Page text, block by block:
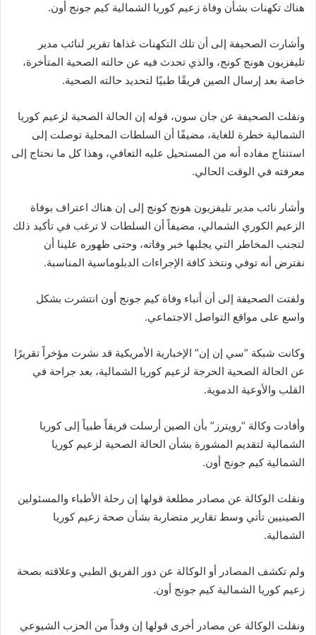
هناك تكهنات بشأن وفاة زعيم كوريا الشمالية كيم جونج أون.
وأشارت الصحيفة إلى أن تلك التكهنات غذاها تقرير لنائب مدير
تليفزيون هونج كونج، والذي تحدث فيه عن حالته الصحية المتأخرة،
خاصة بعد إرسال الصين فريقًا طبيًا لتحديد حالته الصحية.
ونقلت الصحيفة عن جان سون، قوله إن الحالة الصحية لزعيم كوريا
الشمالية خطرة للغاية، مضيفًا أن السلطات المحلية توصلت إلى
استنتاج مفاده أنه من المستحيل عليه التعافي، وهذا كل ما نحتاج إلى
معرفته في الوقت الحالي.
وأشار نائب مدير تليفزيون هونج كونج إلى إن هناك اعتراف بوفاة
الزعيم الكوري الشمالي، مضيفاً أن السلطات لا ترغب في تأكيد ذلك
لتجنب المخاطر التي يجلبها خبر وفاته، وحتى ظهوره علينا أن
نفترض أنه توفي ونتخذ كافة الإجراءات الدبلوماسية المناسبة.
ولفتت الصحيفة إلى أن أنباء وفاة كيم جونج أون انتشرت بشكل
واسع على مواقع التواصل الاجتماعي.
وكانت شبكة “سي إن إن” الإخبارية الأمريكية قد نشرت مؤخراً تقريرًا
عن الحالة الصحية الحرجة لزعيم كوريا الشمالية، بعد جراحة في
القلب والأوعية الدموية.
وأفادت وكالة “رويترز” بأن الصين أرسلت فريقاً طبياً إلى كوريا
الشمالية لتقديم المشورة بشأن الحالة الصحية لزعيم كوريا
الشمالية كيم جونج أون.
ونقلت الوكالة عن مصادر مطلعة قولها إن رحلة الأطباء والمسئولين
الصينيين تأتي وسط تقارير متضاربة بشأن صحة زعيم كوريا
الشمالية.
ولم تكشف المصادر أو الوكالة عن دور الفريق الطبي وعلاقته بصحة
زعيم كوريا الشمالية كيم جونج أون.
ونقلت الوكالة عن مصادر أخرى قولها إن وفداً من الحزب الشيوعي